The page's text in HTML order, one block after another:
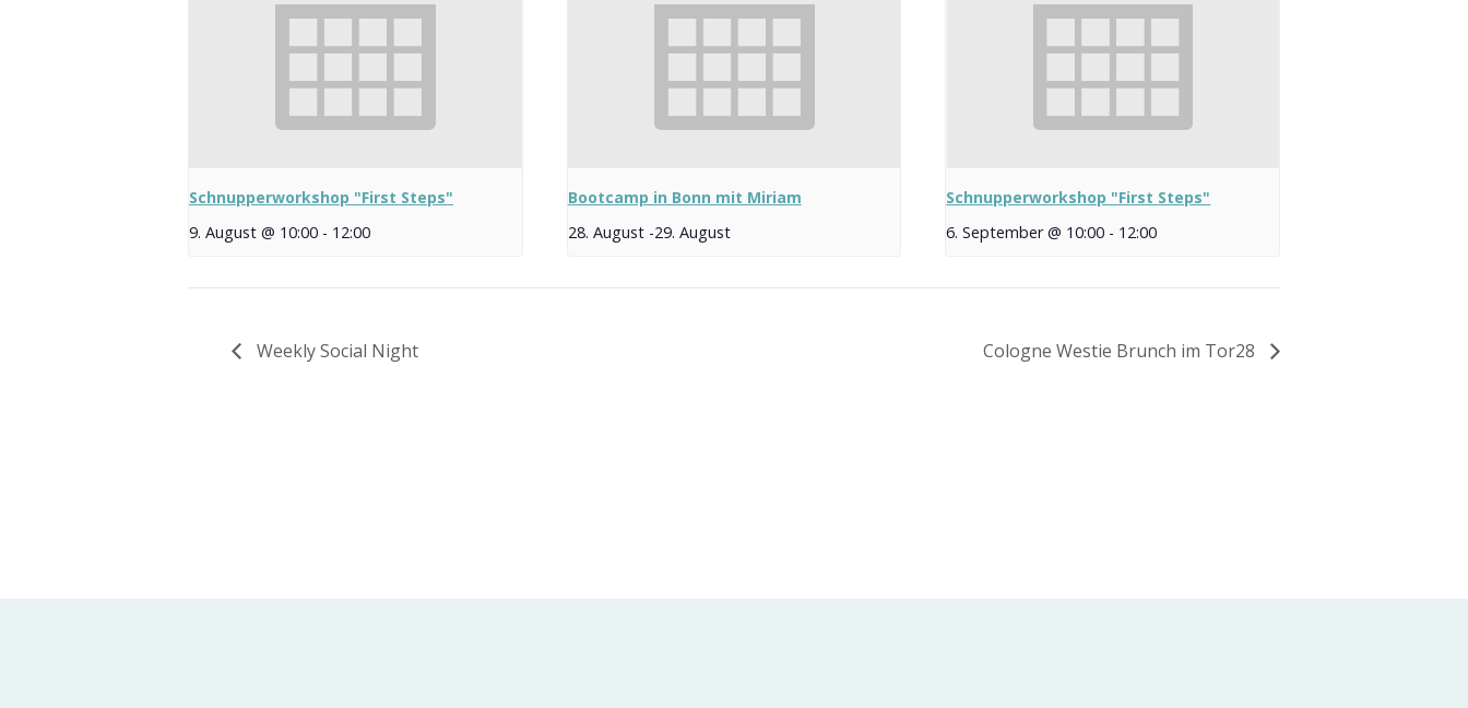
Schnupperworkshop "First Steps"
9. August @ 10:00 - 12:00
Bootcamp in Bonn mit Miriam
28. August -29. August
Schnupperworkshop "First Steps"
6. September @ 10:00 - 12:00
Weekly Social Night Cologne Westie Brunch im Tor28